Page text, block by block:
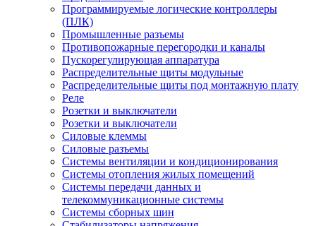
Программируемые логические контроллеры
(ПЛК)
Промышленные разъемы
Противопожарные перегородки и каналы
Пускорегулирующая аппаратура
Распределительные щиты модульные
Распределительные щиты под монтажную плату
Реле
Розетки и выключатели
Розетки и выключатели
Силовые клеммы
Силовые разъемы
Системы вентиляции и кондиционирования
Системы отопления жилых помещений
Системы передачи данных и
телекоммуникационные системы
Системы сборных шин